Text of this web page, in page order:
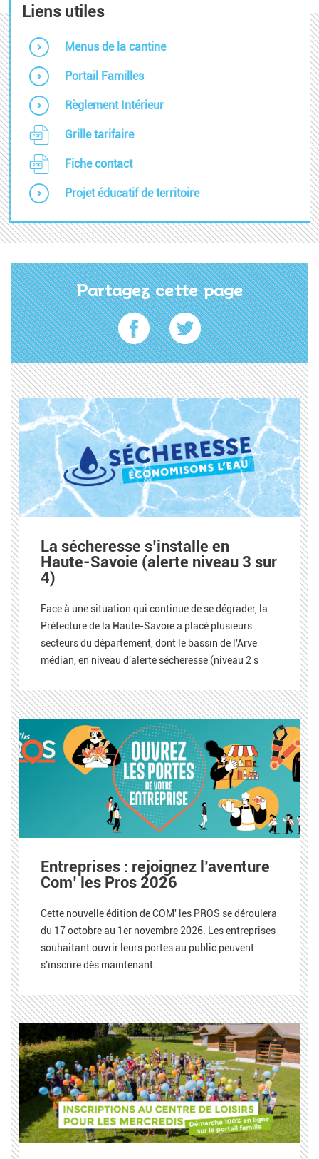
Liens utiles
Menus de la cantine
Portail Familles
Règlement Intérieur
Grille tarifaire
Fiche contact
Projet éducatif de territoire
Partagez cette page
La sécheresse s’installe en
Haute-Savoie (alerte niveau 3 sur
4)
Face à une situation qui continue de se dégrader, la
Préfecture de la Haute-Savoie a placé plusieurs
secteurs du département, dont le bassin de l'Arve
médian, en niveau d'alerte sécheresse (niveau 2 s
Entreprises : rejoignez l’aventure
Com’ les Pros 2026
Cette nouvelle édition de COM' les PROS se déroulera
du 17 octobre au 1er novembre 2026. Les entreprises
souhaitant ouvrir leurs portes au public peuvent
s'inscrire dès maintenant.